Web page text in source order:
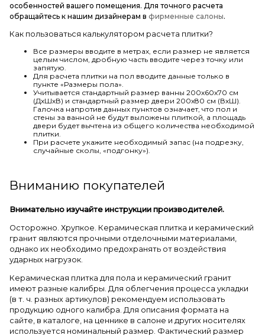
особенностей вашего помещения. Для точного расчета
обращайтесь к нашим дизайнерам в фирменные салоны.
Как пользоваться калькулятором расчета плитки?
Все размеры вводите в метрах, если размер не является
целым числом, дробную часть вводите через точку или
запятую.
Для расчета плитки на пол вводите данные только в
пункте «Размеры пола».
Учитывается стандартный размер ванны 200х60х70 см
(ДхШхВ) и стандартный размер двери 200х80 см (ВхШ).
Галочка напротив данных пунктов означает, что пол и
стены за ванной не будут выложены плиткой, а площадь
двери будет вычтена из общего количества необходимой
плитки.
При расчете укажите необходимый запас (на подрезку,
случайные сколы, «подгонку»).
Вниманию покупателей
Внимательно изучайте инструкции производителей.
Осторожно. Хрупкое. Керамическая плитка и керамический
гранит являются прочными отделочными материалами,
однако их необходимо предохранять от воздействия
ударных нагрузок.
Керамическая плитка для пола и керамический гранит
имеют разные калибры. Для облегчения процесса укладки
(в т. ч. разных артикулов) рекомендуем использовать
продукцию одного калибра. Для описания формата на
сайте, в каталоге, на ценнике в салоне и других носителях
используется номинальный размер. Фактический размер